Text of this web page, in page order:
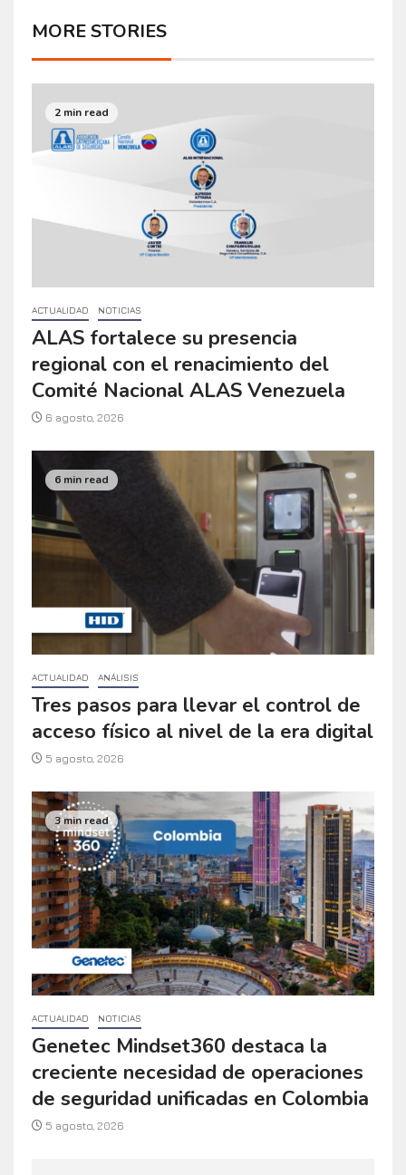
MORE STORIES
2 min read
ACTUALIDAD NOTICIAS
ALAS fortalece su presencia
regional con el renacimiento del
Comité Nacional ALAS Venezuela
6 agosto, 2026
6 min read
ACTUALIDAD ANÁLISIS
Tres pasos para llevar el control de
acceso físico al nivel de la era digital
5 agosto, 2026
3 min read
ACTUALIDAD NOTICIAS
Genetec Mindset360 destaca la
creciente necesidad de operaciones
de seguridad unificadas en Colombia
5 agosto, 2026